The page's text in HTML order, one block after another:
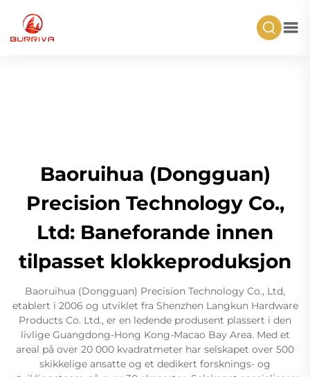
Baoruihua (Dongguan)
Precision Technology Co.,
Ltd: Baneforande innen
tilpasset klokkeproduksjon
Baoruihua (Dongguan) Precision Technology Co., Ltd,
etablert i 2006 og utviklet fra Shenzhen Langkun Hardware
Products Co. Ltd., er en ledende produsent plassert i den
livlige Guangdong-Hong Kong-Macao Bay Area. Med et
areal på over 20 000 kvadratmeter har selskapet over 500
skikkelige ansatte og et dedikert forsknings- og